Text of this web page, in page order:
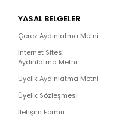
YASAL BELGELER
Çerez Aydınlatma Metni
İnternet Sitesi
Aydınlatma Metni
Üyelik Aydınlatma Metni
Üyelik Sözleşmesi
İletişim Formu